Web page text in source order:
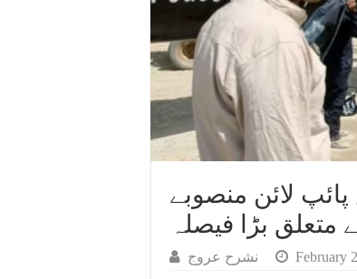
گیس پائپ لائن منصوبے
متعلق بڑا فیصلہ
نشرح عروج February